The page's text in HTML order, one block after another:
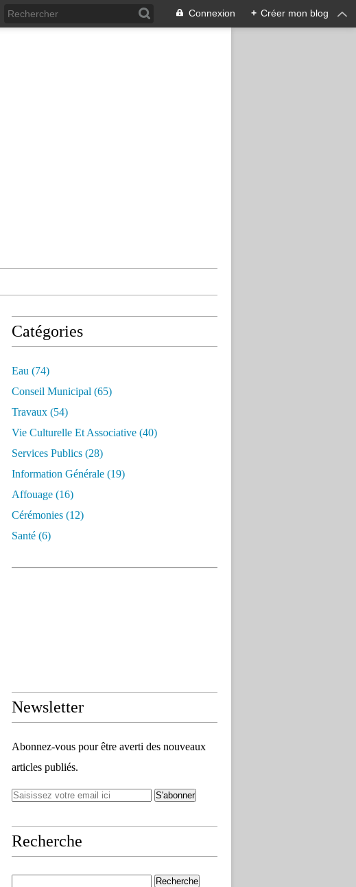
Connexion + Créer mon blog
Catégories
Eau (74)
Conseil Municipal (65)
Travaux (54)
Vie Culturelle Et Associative (40)
Services Publics (28)
Information Générale (19)
Affouage (16)
Cérémonies (12)
Santé (6)
Newsletter
Abonnez-vous pour être averti des nouveaux
articles publiés.
Recherche